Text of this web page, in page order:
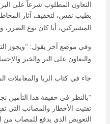
التعاون المطلوب شرعاً على
بطيب نفس، لتخفيف آثار
المشتركين، أيا كان نوع الضرر،
وفي موضع آخر يقول: “ويجوز
والتعاون على البر والخير
جاء في كتاب الربا والمعاملات
“بالنظر في حقيقة هذا التأمين
تفتيت الأخطار والمصائب التي
التعويض الذي يدفع للمصاب